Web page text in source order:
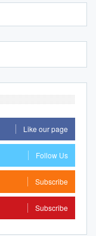
Like our page
Follow Us
Subscribe
Subscribe